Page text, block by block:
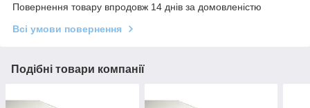
Повернення товару впродовж 14 днів за домовленістю
Всі умови повернення
Подібні товари компанії